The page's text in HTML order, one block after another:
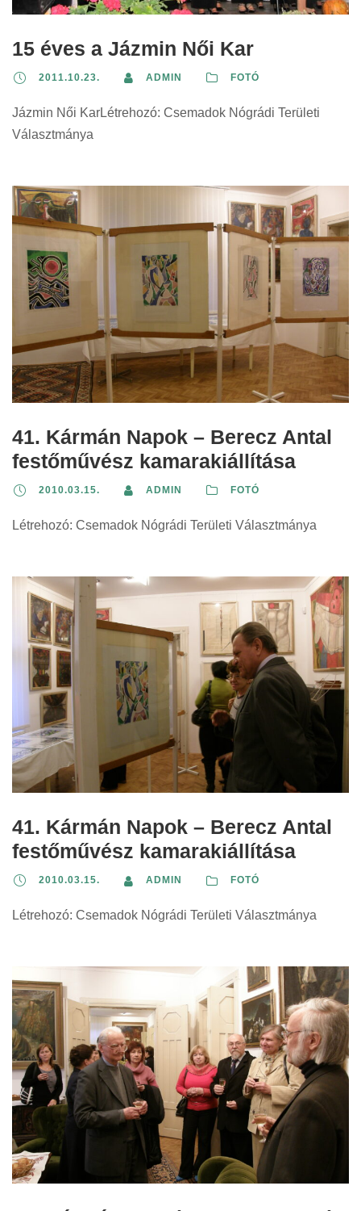
15 éves a Jázmin Női Kar
2011.10.23. ADMIN FOTÓ
Jázmin Női KarLétrehozó: Csemadok Nógrádi Területi
Választmánya
41. Kármán Napok – Berecz Antal
festőművész kamarakiállítása
2010.03.15. ADMIN FOTÓ
Létrehozó: Csemadok Nógrádi Területi Választmánya
41. Kármán Napok – Berecz Antal
festőművész kamarakiállítása
2010.03.15. ADMIN FOTÓ
Létrehozó: Csemadok Nógrádi Területi Választmánya